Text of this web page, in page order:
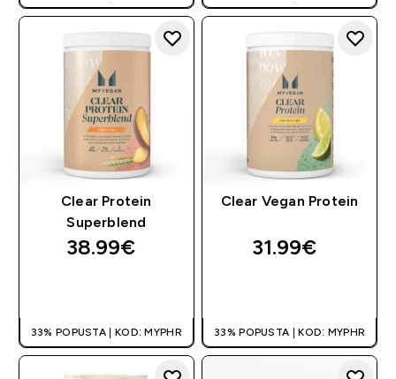
Clear Protein
Superblend
38.99€‎
33% POPUSTA | KOD: MYPHR
Clear Vegan Protein
31.99€‎
33% POPUSTA | KOD: MYPHR